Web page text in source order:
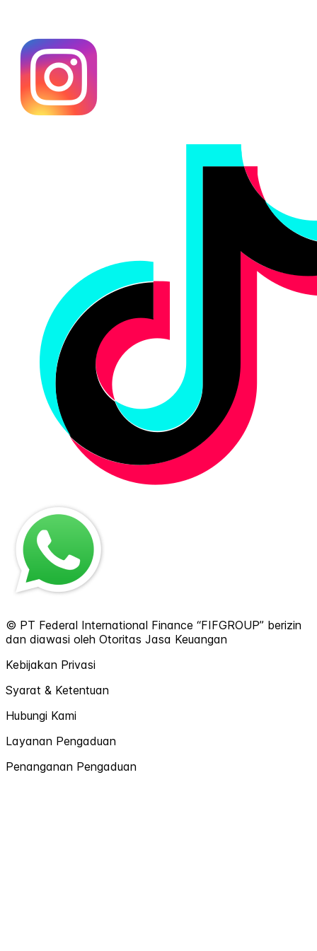
© PT Federal International Finance “FIFGROUP” berizin
dan diawasi oleh Otoritas Jasa Keuangan
Kebijakan Privasi
Syarat & Ketentuan
Hubungi Kami
Layanan Pengaduan
Penanganan Pengaduan